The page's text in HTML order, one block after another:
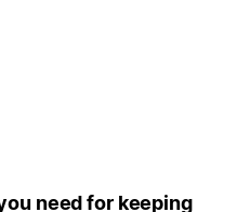
need for keeping